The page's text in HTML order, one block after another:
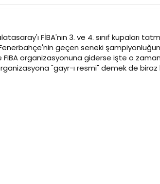
FİBA'nın 3. ve 4. sınıf kupaları
geçen seneki
organizasyonuna giderse işte o
"gayr-ı resmi" demek de